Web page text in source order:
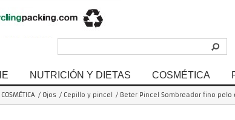
NUTRICIÓN Y DIETAS COSMÉTICA
COSMÉTICA / Ojos / Cepillo y pincel / Beter Pincel Sombreador fino pelo